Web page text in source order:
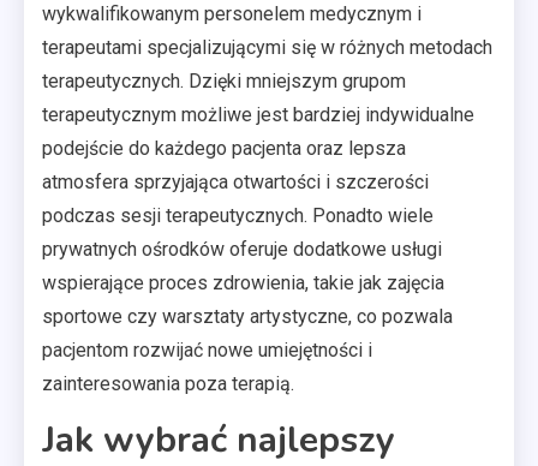
wykwalifikowanym personelem medycznym i
terapeutami specjalizującymi się w różnych metodach
terapeutycznych. Dzięki mniejszym grupom
terapeutycznym możliwe jest bardziej indywidualne
podejście do każdego pacjenta oraz lepsza
atmosfera sprzyjająca otwartości i szczerości
podczas sesji terapeutycznych. Ponadto wiele
prywatnych ośrodków oferuje dodatkowe usługi
wspierające proces zdrowienia, takie jak zajęcia
sportowe czy warsztaty artystyczne, co pozwala
pacjentom rozwijać nowe umiejętności i
zainteresowania poza terapią.
Jak wybrać najlepszy